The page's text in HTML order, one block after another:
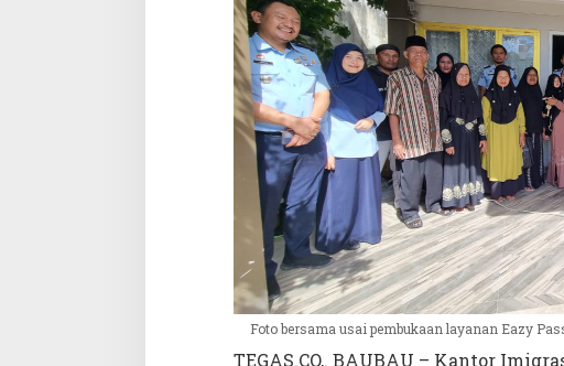
a
L
a
y
n
a
n
E
a
z
y
P
a
s
Foto bersama usai pembukaan layanan Eazy
TEGAS.CO,. BAUBAU – Kantor